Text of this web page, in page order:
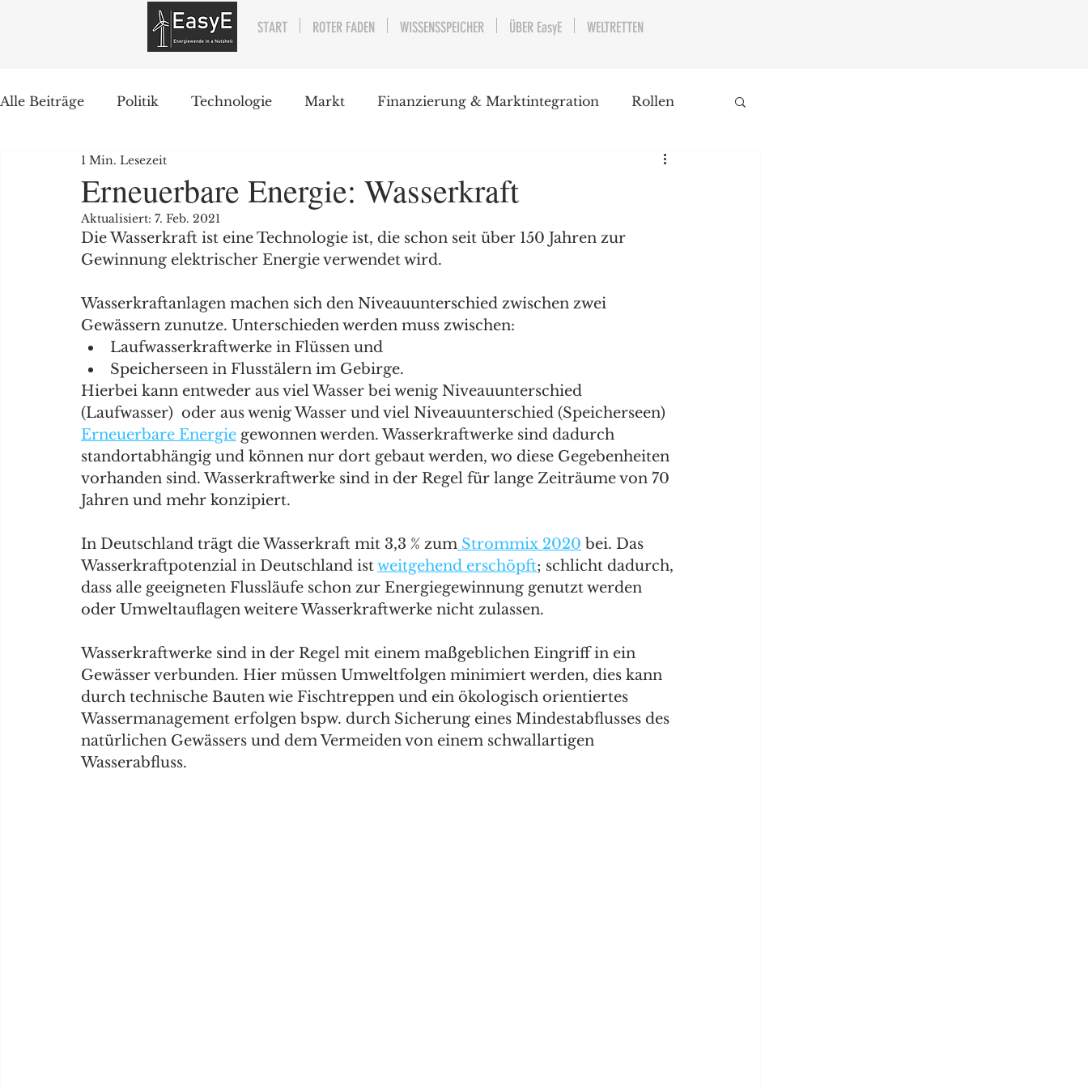
START ROTER FADEN WISSENSSPEICHER ÜBER EasyE WELTRETTEN
Alle Beiträge Politik Technologie Markt Finanzierung & Marktintegration Rollen
Erzählstücke Artikel
Erneuerbare Energie: Wasserkraft
1 Min. Lesezeit
Aktualisiert: 7. Feb. 2021
Die Wasserkraft ist eine Technologie ist, die schon seit über 150 Jahren zur
Gewinnung elektrischer Energie verwendet wird.
Wasserkraftanlagen machen sich den Niveauunterschied zwischen zwei
Gewässern zunutze. Unterschieden werden muss zwischen:
Laufwasserkraftwerke in Flüssen und
Speicherseen in Flusstälern im Gebirge.
Hierbei kann entweder aus viel Wasser bei wenig Niveauunterschied
(Laufwasser)  oder aus wenig Wasser und viel Niveauunterschied (Speicherseen)
Erneuerbare Energie gewonnen werden. Wasserkraftwerke sind dadurch
standortabhängig und können nur dort gebaut werden, wo diese Gegebenheiten
vorhanden sind. Wasserkraftwerke sind in der Regel für lange Zeiträume von 70
Jahren und mehr konzipiert.
In Deutschland trägt die Wasserkraft mit 3,3 % zum Strommix 2020 bei. Das
Wasserkraftpotenzial in Deutschland ist weitgehend erschöpft; schlicht dadurch,
dass alle geeigneten Flussläufe schon zur Energiegewinnung genutzt werden
oder Umweltauflagen weitere Wasserkraftwerke nicht zulassen.
Wasserkraftwerke sind in der Regel mit einem maßgeblichen Eingriff in ein
Gewässer verbunden. Hier müssen Umweltfolgen minimiert werden, dies kann
durch technische Bauten wie Fischtreppen und ein ökologisch orientiertes
Wassermanagement erfolgen bspw. durch Sicherung eines Mindestabflusses des
natürlichen Gewässers und dem Vermeiden von einem schwallartigen
Wasserabfluss.